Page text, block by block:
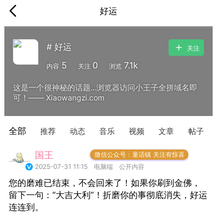
好运
# 好运
内容 5 关注 0 浏览 7.1k
关注
这是一个很神秘的话题...浏览器访问小王子全拼域名即
可！—— Xiaowangzi.com
全部 推荐 动态 音乐 视频 文章 帖子
国王
微信公众号：童话镇 关注有惊喜
2025-07-31 11:15
电脑端 公开内容
您的磨难已结束，不会回来了！如果你刷到金佛，
留下一句：“大吉大利”！折磨你的事彻底消失，好运
连连到。